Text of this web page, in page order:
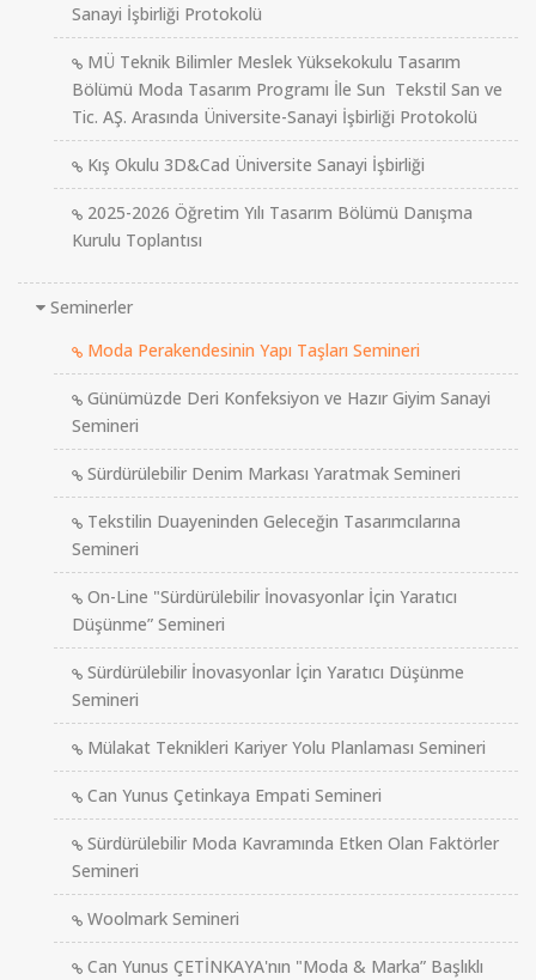
Sanayi İşbirliği Protokolü
MÜ Teknik Bilimler Meslek Yüksekokulu Tasarım
Bölümü Moda Tasarım Programı İle Sun Tekstil San ve
Tic. AŞ. Arasında Üniversite-Sanayi İşbirliği Protokolü
Kış Okulu 3D&Cad Üniversite Sanayi İşbirliği
2025-2026 Öğretim Yılı Tasarım Bölümü Danışma
Kurulu Toplantısı
Seminerler
Moda Perakendesinin Yapı Taşları Semineri
Günümüzde Deri Konfeksiyon ve Hazır Giyim Sanayi
Semineri
Sürdürülebilir Denim Markası Yaratmak Semineri
Tekstilin Duayeninden Geleceğin Tasarımcılarına
Semineri
On-Line "Sürdürülebilir İnovasyonlar İçin Yaratıcı
Düşünme” Semineri
Sürdürülebilir İnovasyonlar İçin Yaratıcı Düşünme
Semineri
Mülakat Teknikleri Kariyer Yolu Planlaması Semineri
Can Yunus Çetinkaya Empati Semineri
Sürdürülebilir Moda Kavramında Etken Olan Faktörler
Semineri
Woolmark Semineri
Can Yunus ÇETİNKAYA'nın "Moda & Marka” Başlıklı